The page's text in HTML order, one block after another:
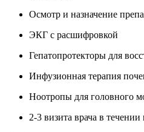
Осмотр и назначение
ЭКГ с расшифровкой
Гепатопротекторы для
Инфузионная терапия
Ноотропы для головного
2-3 визита врача в